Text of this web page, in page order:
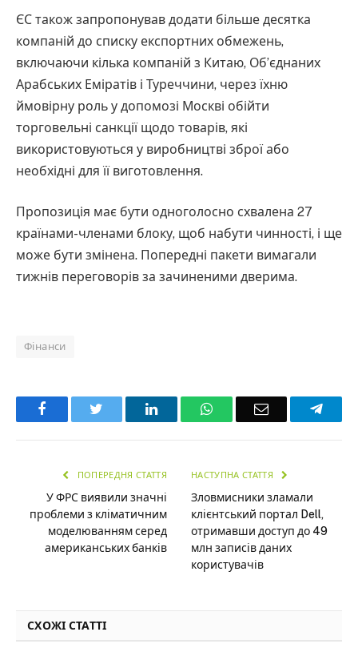
ЄС також запропонував додати більше десятка
компаній до списку експортних обмежень,
включаючи кілька компаній з Китаю, Об’єднаних
Арабських Еміратів і Туреччини, через їхню
ймовірну роль у допомозі Москві обійти
торговельні санкції щодо товарів, які
використовуються у виробництві зброї або
необхідні для її виготовлення.
Пропозиція має бути одноголосно схвалена 27
країнами-членами блоку, щоб набути чинності, і ще
може бути змінена. Попередні пакети вимагали
тижнів переговорів за зачиненими дверима.
Фінанси
Facebook LinkedInWhatsAppEmail
ПОПЕРЕДНЯ СТАТТЯ
У ФРС виявили значні
проблеми з кліматичним
моделюванням серед
американських банків
НАСТУПНА СТАТТЯ
Зловмисники зламали
клієнтський портал Dell,
отримавши доступ до 49
млн записів даних
користувачів
СХОЖІ СТАТТІ